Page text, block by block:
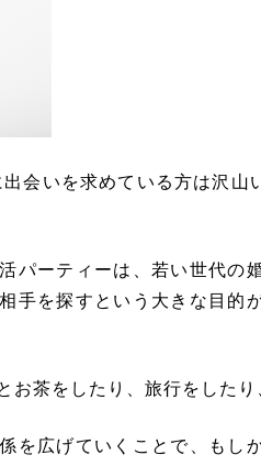
会いを求めている方は沢
パーティーは、若い世代の
手を探すという大きな目的
お茶をしたり、旅行をした
を広げていくことで、もし